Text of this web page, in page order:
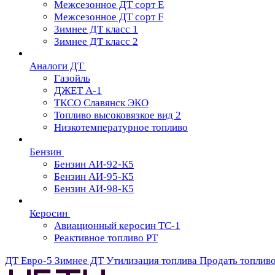
Межсезонное ДТ сорт Е
Межсезонное ДТ сорт F
Зимнее ДТ класс 1
Зимнее ДТ класс 2
Аналоги ДТ
Газойль
ДЖЕТ А-1
ТКСО Славянск ЭКО
Топливо высоковязкое вид 2
Низкотемпературное топливо
Бензин
Бензин АИ-92-К5
Бензин АИ-95-К5
Бензин АИ-98-К5
Керосин
Авиационный керосин ТС-1
Реактивное топливо РТ
ДТ Евро-5 Зимнее ДТ Утилизация топлива Продать топливо